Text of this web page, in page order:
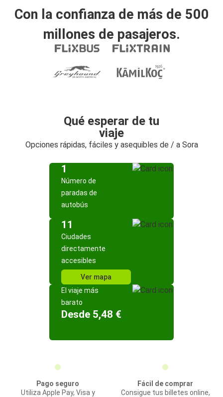
Con la confianza de más de 500
millones de pasajeros.
Qué esperar de tu
viaje
Opciones rápidas, fáciles y asequibles de / a Sora
1
Número de
paradas de
autobús
11
Ciudades
directamente
accesibles
Ver mapa
El viaje más
barato
Desde 5,48 €
Pago seguro
Utiliza Apple Pay, Visa y
Fácil de comprar
Consigue tus billetes online,